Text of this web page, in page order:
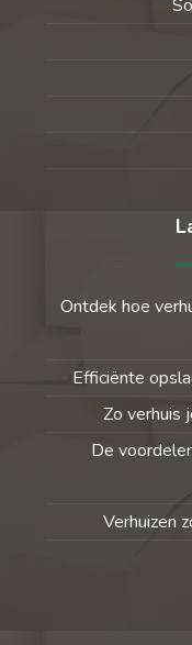
Ontdek hoe
Efficiënte
Zo verhuis
De
Verhuizen